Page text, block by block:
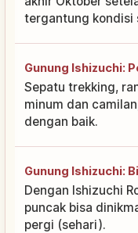
tergantung kondisi
Gunung Ishizuchi:
Sepatu trekking,
minum dan
dengan baik.
Gunung Ishizuchi:
Dengan Ishizuchi
puncak bisa
pergi (sehari).